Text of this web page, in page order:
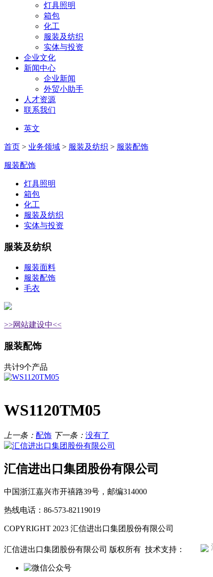
灯具照明
箱包
化工
服装及纺织
实体与投资
企业文化
新闻中心
企业新闻
外贸小助手
人才资源
联系我们
英文
首页 > 业务领域 > 服装及纺织 > 服装配饰
服装配饰
灯具照明
箱包
化工
服装及纺织
实体与投资
服装及纺织
服装面料
服装配饰
毛衣
>>网站建设中<<
服装配饰
共计9个产品
WS1120TM05
上一条： 配饰 下一条： 没有了
汇信进出口集团股份有限公司
中国浙江嘉兴市开禧路39号，邮编314000
热线电话：86-573-82119019
COPYRIGHT 2023 汇信进出口集团股份有限公司
汇信进出口集团股份有限公司 版权所有 技术支持：